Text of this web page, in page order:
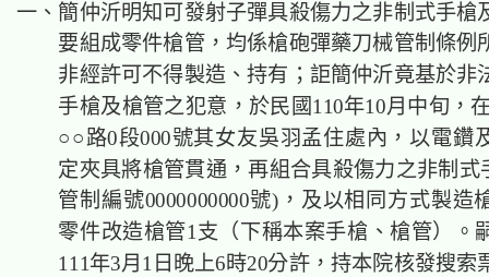
一、簡仲沂明知可發射子彈具殺傷力之非制式手槍
要組成零件槍管，均係槍砲彈藥刀械管制條例
非經許可不得製造、持有；詎簡仲沂竟基於非
手槍及槍管之犯意，於民國110年10月中旬，
○○路0段000號其女友吳羽孟住處內，以電鑽
定夾具將槍管貫通，再組合具殺傷力之非制式
管制編號0000000000號)，及以相同方式製造
零件改造槍管1支（下稱本案手槍、槍管）。
111年3月1日晚上6時20分許，持本院核發搜索